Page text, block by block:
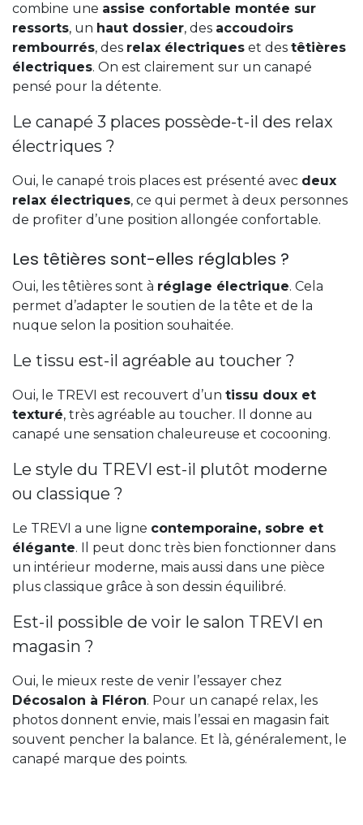
combine une assise confortable montée sur
ressorts, un haut dossier, des accoudoirs
rembourrés, des relax électriques et des têtières
électriques. On est clairement sur un canapé
pensé pour la détente.
Le canapé 3 places possède-t-il des relax
électriques ?
Oui, le canapé trois places est présenté avec deux
relax électriques, ce qui permet à deux personnes
de profiter d’une position allongée confortable.
Les têtières sont-elles réglables ?
Oui, les têtières sont à réglage électrique. Cela
permet d’adapter le soutien de la tête et de la
nuque selon la position souhaitée.
Le tissu est-il agréable au toucher ?
Oui, le TREVI est recouvert d’un tissu doux et
texturé, très agréable au toucher. Il donne au
canapé une sensation chaleureuse et cocooning.
Le style du TREVI est-il plutôt moderne
ou classique ?
Le TREVI a une ligne contemporaine, sobre et
élégante. Il peut donc très bien fonctionner dans
un intérieur moderne, mais aussi dans une pièce
plus classique grâce à son dessin équilibré.
Est-il possible de voir le salon TREVI en
magasin ?
Oui, le mieux reste de venir l’essayer chez
Décosalon à Fléron. Pour un canapé relax, les
photos donnent envie, mais l’essai en magasin fait
souvent pencher la balance. Et là, généralement, le
canapé marque des points.